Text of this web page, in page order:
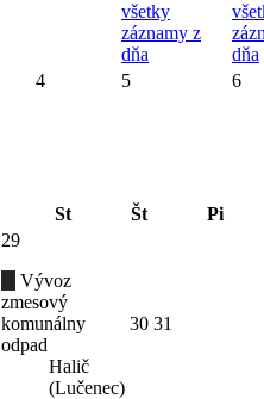
všetky
záznamy z
dňa
dňa
4 5 6
St Št Pi
29
Vývoz
zmesový
komunálny
odpad
Halič
(Lučenec)
30 31